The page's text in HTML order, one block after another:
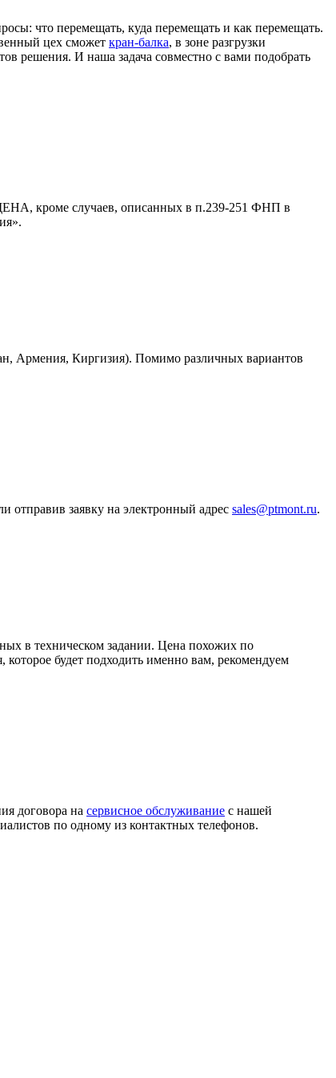
что перемещать, куда перемещать и как перемещать.
цех сможет кран-балка, в зоне разгрузки
решения. И наша задача совместно с вами подобрать
кроме случаев, описанных в п.239-251 ФНП в
Армения, Киргизия). Помимо различных вариантов
отправив заявку на электронный адрес sales@ptmont.ru.
в техническом задании. Цена похожих по
будет подходить именно вам, рекомендуем
договора на сервисное обслуживание с нашей
по одному из контактных телефонов.